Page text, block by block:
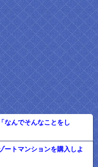
なんでそんなことをし
ートマンションを購入しよ